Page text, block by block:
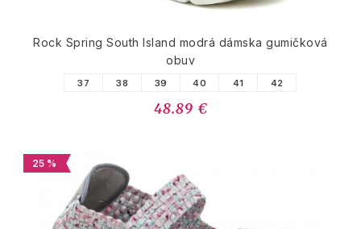
Rock Spring South Island modrá dámska gumičková
obuv
37 38 39 40 41 42
48.89 €
25 %